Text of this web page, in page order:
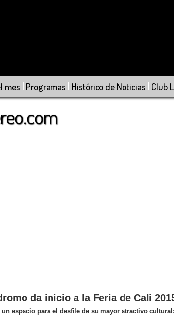
mes | Programas | Histórico de Noticias | Club
da inicio a la Feria de Cali
un espacio para el desfile de su mayor atractivo